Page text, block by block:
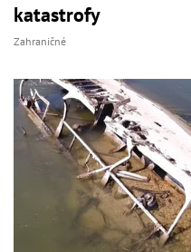
katastrofy
Zahraničné